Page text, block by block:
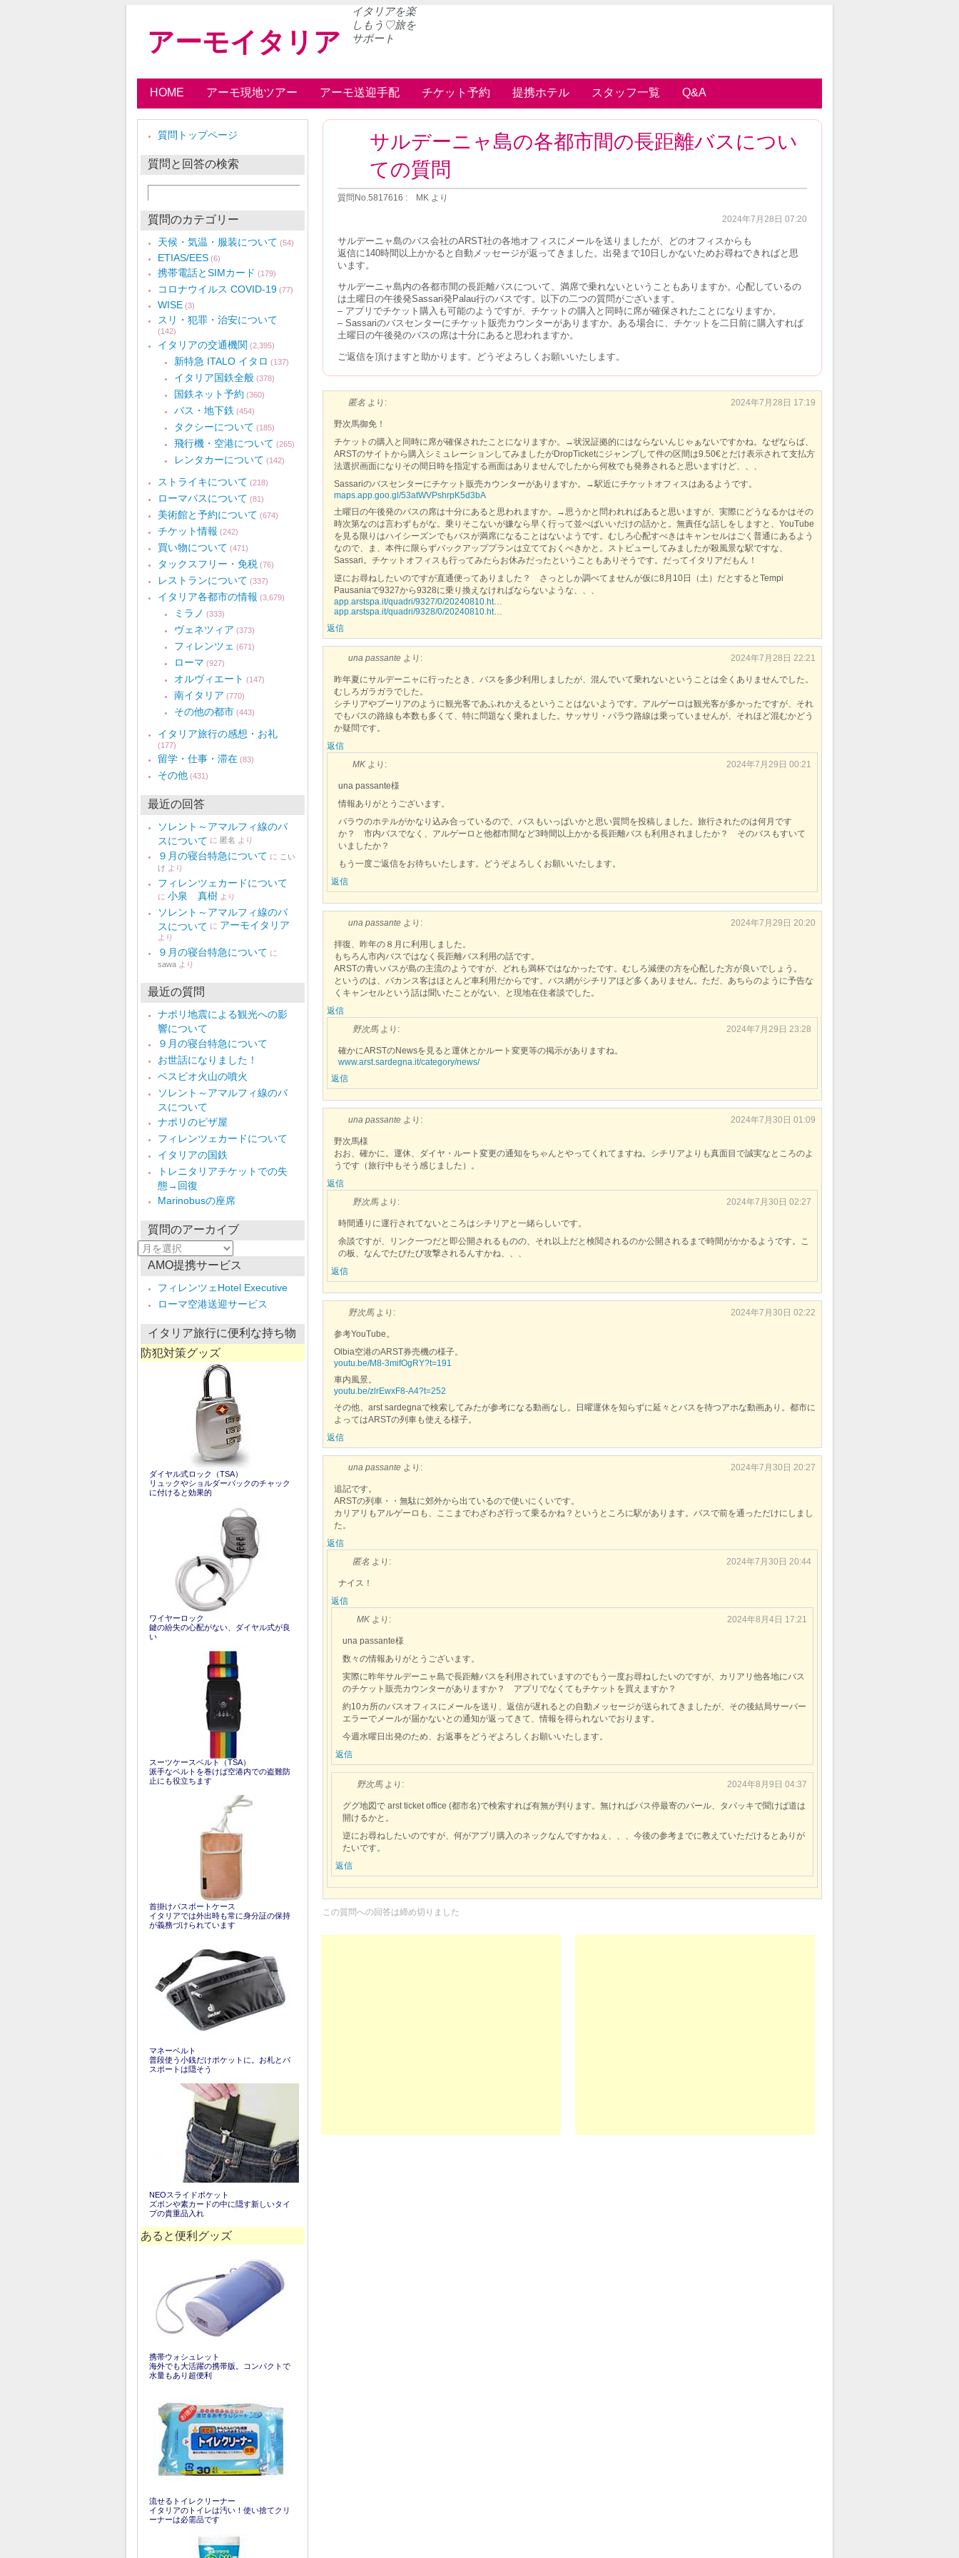
アーモイタリア
イタリアを楽
しもう♡旅を
サポート
HOME アーモ現地ツアー アーモ送迎手配 チケット予約 提携ホテル スタッフ一覧 Q&A
サルデーニャ島の各都市間の長距離バスについ
ての質問
質問No.5817616 : MK より
2024年7月28日 07:20
サルデーニャ島のバス会社のARST社の各地オフィスにメールを送りましたが、どのオフィスからも
返信に140時間以上かかると自動メッセージが返ってきました。出発まで10日しかないためお尋ねできればと思
います。
サルデーニャ島内の各都市間の長距離バスについて、満席で乗れないということもありますか。心配しているの
は土曜日の午後発Sassari発Palau行のバスです。以下の二つの質問がございます。
– アプリでチケット購入も可能のようですが、チケットの購入と同時に席が確保されたことになりますか。
– Sassariのバスセンターにチケット販売カウンターがありますか。ある場合に、チケットを二日前に購入すれば
土曜日の午後発のバスの席は十分にあると思われますか。
ご返信を頂けますと助かります。どうぞよろしくお願いいたします。
匿名 より: 2024年7月28日 17:19
野次馬御免！
チケットの購入と同時に席が確保されたことになりますか。→状況証拠的にはならないんじゃぁないですかね。なぜならば、
ARSTのサイトから購入シミュレーションしてみましたがDropTicketにジャンプして件の区間は9.50€とだけ表示されて支払方
法選択画面になりその間日時を指定する画面はありませんでしたから何枚でも発券されると思いますけど、、、
Sassariのバスセンターにチケット販売カウンターがありますか。→駅近にチケットオフィスはあるようです。
maps.app.goo.gl/53atWVPshrpK5d3bA
土曜日の午後発のバスの席は十分にあると思われますか。→思うかと問われればあると思いますが、実際にどうなるかはその
時次第なのは言わずもがな。乗りそこないが嫌なら早く行って並べばいいだけの話かと。無責任な話しをしますと、YouTube
を見る限りはハイシーズンでもバスが満席になることはないようです。むしろ心配すべきはキャンセルはごく普通にあるよう
なので、ま、本件に限らずバックアッププランは立てておくべきかと。ストビューしてみましたが殺風景な駅ですな、
Sassari。チケットオフィスも行ってみたらお休みだったということもありそうです。だってイタリアだもん！
逆にお尋ねしたいのですが直通便ってありました？ さっとしか調べてませんが仮に8月10日（土）だとするとTempi
Pausaniaで9327から9328に乗り換えなければならないような、、、
app.arstspa.it/quadri/9327/0/20240810.ht…
app.arstspa.it/quadri/9328/0/20240810.ht…
返信
una passante より: 2024年7月28日 22:21
昨年夏にサルデーニャに行ったとき、バスを多少利用しましたが、混んでいて乗れないということは全くありませんでした。
むしろガラガラでした。
シチリアやプーリアのように観光客であふれかえるということはないようです。アルゲーロは観光客が多かったですが、それ
でもバスの路線も本数も多くて、特に問題なく乗れました。サッサリ・パラウ路線は乗っていませんが、それほど混むかどう
か疑問です。
返信
MK より: 2024年7月29日 00:21
una passante様
情報ありがとうございます。
パラウのホテルがかなり込み合っているので、バスもいっぱいかと思い質問を投稿しました。旅行されたのは何月です
か？ 市内バスでなく、アルゲーロと他都市間など3時間以上かかる長距離バスも利用されましたか？ そのバスもすいて
いましたか？
もう一度ご返信をお待ちいたします。どうぞよろしくお願いいたします。
返信
una passante より: 2024年7月29日 20:20
拝復、昨年の８月に利用しました。
もちろん市内バスではなく長距離バス利用の話です。
ARSTの青いバスが島の主流のようですが、どれも満杯ではなかったです。むしろ減便の方を心配した方が良いでしょう。
というのは、バカンス客はほとんど車利用だからです。バス網がシチリアほど多くありません。ただ、あちらのように予告な
くキャンセルという話は聞いたことがない、と現地在住者談でした。
返信
野次馬 より: 2024年7月29日 23:28
確かにARSTのNewsを見ると運休とかルート変更等の掲示がありますね。
www.arst.sardegna.it/category/news/
返信
una passante より: 2024年7月30日 01:09
野次馬様
おお、確かに。運休、ダイヤ・ルート変更の通知をちゃんとやってくれてますね。シチリアよりも真面目で誠実なところのよ
うです（旅行中もそう感じました）。
返信
野次馬 より: 2024年7月30日 02:27
時間通りに運行されてないところはシチリアと一緒らしいです。
余談ですが、リンク一つだと即公開されるものの、それ以上だと検閲されるのか公開されるまで時間がかかるようです。こ
の板、なんでたびたび攻撃されるんすかね、、、
返信
野次馬 より: 2024年7月30日 02:22
参考YouTube。
Olbia空港のARST券売機の様子。
youtu.be/M8-3mifOgRY?t=191
車内風景。
youtu.be/zlrEwxF8-A4?t=252
その他、arst sardegnaで検索してみたが参考になる動画なし。日曜運休を知らずに延々とバスを待つアホな動画あり。都市に
よってはARSTの列車も使える様子。
返信
una passante より: 2024年7月30日 20:27
追記です。
ARSTの列車・・無駄に郊外から出ているので使いにくいです。
カリアリもアルゲーロも、ここまでわざわざ行って乗るかね？というところに駅があります。バスで前を通っただけにしまし
た。
返信
匿名 より: 2024年7月30日 20:44
ナイス！
返信
MK より: 2024年8月4日 17:21
una passante様
数々の情報ありがとうございます。
実際に昨年サルデーニャ島で長距離バスを利用されていますのでもう一度お尋ねしたいのですが、カリアリ他各地にバス
のチケット販売カウンターがありますか？ アプリでなくてもチケットを買えますか？
約10カ所のバスオフィスにメールを送り、返信が遅れるとの自動メッセージが送られてきましたが、その後結局サーバー
エラーでメールが届かないとの通知が返ってきて、情報を得られないでおります。
今週水曜日出発のため、お返事をどうぞよろしくお願いいたします。
返信
野次馬 より: 2024年8月9日 04:37
ググ地図で arst ticket office (都市名)で検索すれば有無が判ります。無ければバス停最寄のバール、タバッキで聞けば道は
開けるかと。
逆にお尋ねしたいのですが、何がアプリ購入のネックなんですかねぇ、、、今後の参考までに教えていただけるとありが
たいです。
返信
この質問への回答は締め切りました
質問トップページ
質問と回答の検索
質問のカテゴリー
天候・気温・服装について (54)
ETIAS/EES (6)
携帯電話とSIMカード (179)
コロナウイルス COVID-19 (77)
WISE (3)
スリ・犯罪・治安について
(142)
イタリアの交通機関 (2,395)
新特急 ITALO イタロ (137)
イタリア国鉄全般 (378)
国鉄ネット予約 (360)
バス・地下鉄 (454)
タクシーについて (185)
飛行機・空港について (265)
レンタカーについて (142)
ストライキについて (218)
ローマパスについて (81)
美術館と予約について (674)
チケット情報 (242)
買い物について (471)
タックスフリー・免税 (76)
レストランについて (337)
イタリア各都市の情報 (3,679)
ミラノ (333)
ヴェネツィア (373)
フィレンツェ (671)
ローマ (927)
オルヴィエート (147)
南イタリア (770)
その他の都市 (443)
イタリア旅行の感想・お礼
(177)
留学・仕事・滞在 (83)
その他 (431)
最近の回答
ソレント～アマルフィ線のバ
スについて に 匿名 より
９月の寝台特急について に こい
け より
フィレンツェカードについて
に 小泉 真樹 より
ソレント～アマルフィ線のバ
スについて に アーモイタリア
より
９月の寝台特急について に
sawa より
最近の質問
ナポリ地震による観光への影
響について
９月の寝台特急について
お世話になりました！
ベスピオ火山の噴火
ソレント～アマルフィ線のバ
スについて
ナポリのピザ屋
フィレンツェカードについて
イタリアの国鉄
トレニタリアチケットでの失
態→回復
Marinobusの座席
質問のアーカイブ
質
問
AMO提携サービス
フィレンツェHotel Executive
ローマ空港送迎サービス
イタリア旅行に便利な持ち物
防犯対策グッズ
ダイヤル式ロック（TSA）
リュックやショルダーバックのチャック
に付けると効果的
ワイヤーロック
鍵の紛失の心配がない、ダイヤル式が良
い
スーツケースベルト（TSA）
派手なベルトを巻けば空港内での盗難防
止にも役立ちます
首掛けパスポートケース
イタリアでは外出時も常に身分証の保持
が義務づけられています
マネーベルト
普段使う小銭だけポケットに。お札とパ
スポートは隠そう
NEOスライドポケット
ズボンや素カードの中に隠す新しいタイ
プの貴重品入れ
あると便利グッズ
携帯ウォシュレット
海外でも大活躍の携帯版。コンパクトで
水量もあり超便利
流せるトイレクリーナー
イタリアのトイレは汚い！使い捨てクリ
ーナーは必需品です